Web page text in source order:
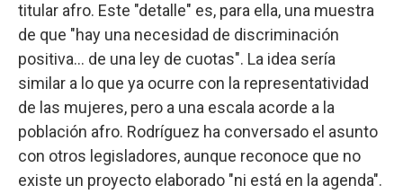
titular afro. Este "detalle" es, para ella, una muestra
de que "hay una necesidad de discriminación
positiva… de una ley de cuotas". La idea sería
similar a lo que ya ocurre con la representatividad
de las mujeres, pero a una escala acorde a la
población afro. Rodríguez ha conversado el asunto
con otros legisladores, aunque reconoce que no
existe un proyecto elaborado "ni está en la agenda".